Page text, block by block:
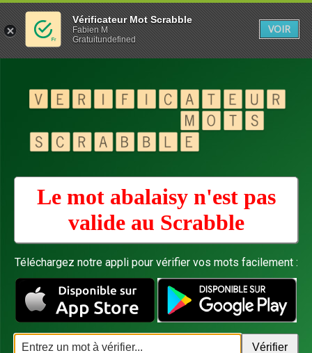
Le mot abalaisy n'est pas
valide au Scrabble
Téléchargez notre appli pour vérifier vos mots facilement :
Vérificateur Mot Scrabble
Fabien M
Gratuitundefined
VOIR